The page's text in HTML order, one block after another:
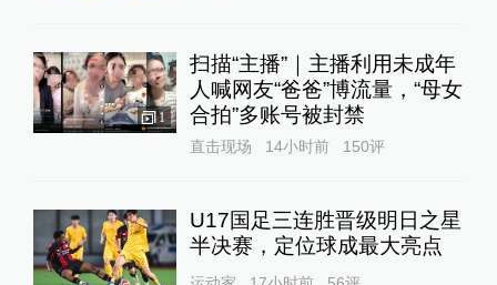
1
扫描“主播”｜主播利用未成年
人喊网友“爸爸”博流量，“母女
合拍”多账号被封禁
直击现场 14小时前 150评
U17国足三连胜晋级明日之星
半决赛，定位球成最大亮点